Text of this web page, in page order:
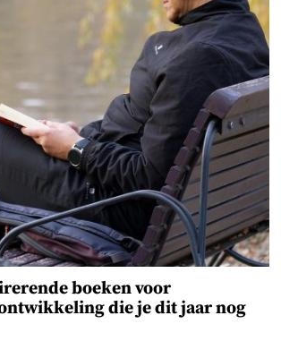
boeken voor
die je dit jaar nog